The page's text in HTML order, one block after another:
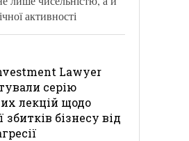
активності
Lawyer
серію
лекцій щодо
збитків бізнесу від